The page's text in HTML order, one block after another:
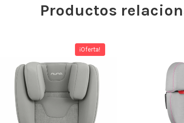
Productos
¡Oferta!